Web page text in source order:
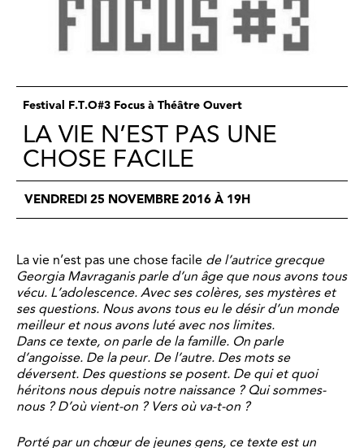
Festival F.T.O#3 Focus à Théâtre Ouvert
LA VIE N’EST PAS UNE
CHOSE FACILE
VENDREDI 25 NOVEMBRE 2016 À 19H
La vie n’est pas une chose facile de l’autrice grecque
Georgia Mavraganis parle d’un âge que nous avons tous
vécu. L’adolescence. Avec ses colères, ses mystères et
ses questions. Nous avons tous eu le désir d’un monde
meilleur et nous avons luté avec nos limites.
Dans ce texte, on parle de la famille. On parle
d’angoisse. De la peur. De l’autre. Des mots se
déversent. Des questions se posent. De qui et quoi
héritons nous depuis notre naissance ? Qui sommes-
nous ? D’où vient-on ? Vers où va-t-on ?
Porté par un chœur de jeunes gens, ce texte est un